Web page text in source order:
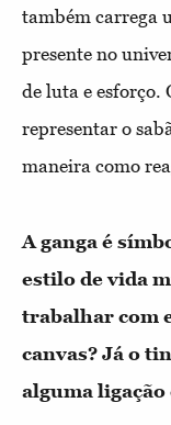
também carrega
presente no
de luta e
representar o
maneira como
A ganga é
estilo de vida
trabalhar com
canvas? Já o
alguma ligação